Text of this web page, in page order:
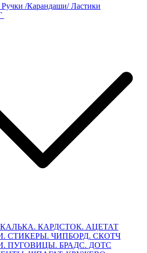
/Карандаши/ Ластики
КАРДСТОК. АЦЕТАТ
СТИКЕРЫ. ЧИПБОРД. СКОТЧ
ПУГОВИЦЫ. БРАДС. ДОТС